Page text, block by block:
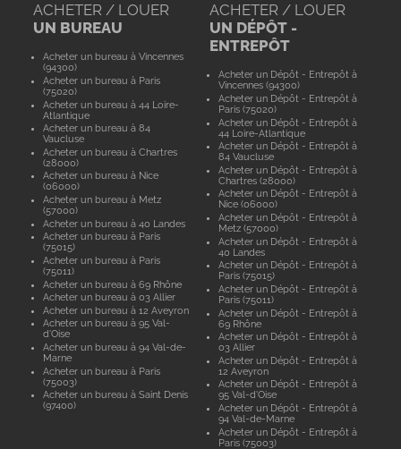
ACHETER / LOUER
UN BUREAU
Acheter un bureau à Vincennes
(94300)
Acheter un bureau à Paris
(75020)
Acheter un bureau à 44 Loire-
Atlantique
Acheter un bureau à 84
Vaucluse
Acheter un bureau à Chartres
(28000)
Acheter un bureau à Nice
(06000)
Acheter un bureau à Metz
(57000)
Acheter un bureau à 40 Landes
Acheter un bureau à Paris
(75015)
Acheter un bureau à Paris
(75011)
Acheter un bureau à 69 Rhône
Acheter un bureau à 03 Allier
Acheter un bureau à 12 Aveyron
Acheter un bureau à 95 Val-
d'Oise
Acheter un bureau à 94 Val-de-
Marne
Acheter un bureau à Paris
(75003)
Acheter un bureau à Saint Denis
(97400)
ACHETER / LOUER
UN DÉPÔT -
ENTREPÔT
Acheter un Dépôt - Entrepôt à
Vincennes (94300)
Acheter un Dépôt - Entrepôt à
Paris (75020)
Acheter un Dépôt - Entrepôt à
44 Loire-Atlantique
Acheter un Dépôt - Entrepôt à
84 Vaucluse
Acheter un Dépôt - Entrepôt à
Chartres (28000)
Acheter un Dépôt - Entrepôt à
Nice (06000)
Acheter un Dépôt - Entrepôt à
Metz (57000)
Acheter un Dépôt - Entrepôt à
40 Landes
Acheter un Dépôt - Entrepôt à
Paris (75015)
Acheter un Dépôt - Entrepôt à
Paris (75011)
Acheter un Dépôt - Entrepôt à
69 Rhône
Acheter un Dépôt - Entrepôt à
03 Allier
Acheter un Dépôt - Entrepôt à
12 Aveyron
Acheter un Dépôt - Entrepôt à
95 Val-d'Oise
Acheter un Dépôt - Entrepôt à
94 Val-de-Marne
Acheter un Dépôt - Entrepôt à
Paris (75003)